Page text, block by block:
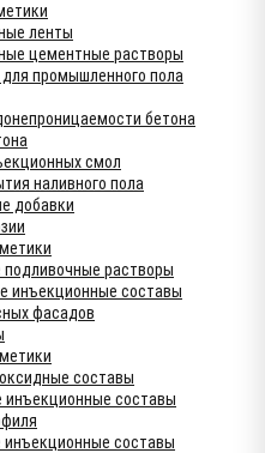
ленты
цементные растворы
промышленного пола
бетона
смол
наливного пола
добавки
подливочные растворы
инъекционные составы
фасадов
составы
инъекционные составы
инъекционные составы